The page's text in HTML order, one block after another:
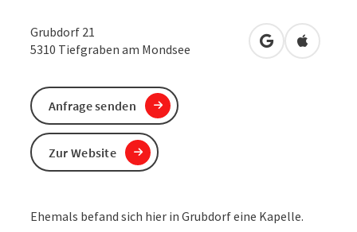
Grubdorf 21
5310 Tiefgraben am Mondsee in Googlein Apple
​Ehemals befand sich hier in Grubdorf eine Kapelle.
Anfrage senden
Zur Website